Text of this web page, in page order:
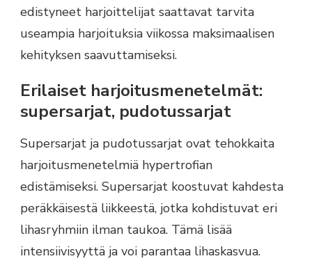
edistyneet harjoittelijat saattavat tarvita
useampia harjoituksia viikossa maksimaalisen
kehityksen saavuttamiseksi.
Erilaiset harjoitusmenetelmät:
supersarjat, pudotussarjat
Supersarjat ja pudotussarjat ovat tehokkaita
harjoitusmenetelmiä hypertrofian
edistämiseksi. Supersarjat koostuvat kahdesta
peräkkäisestä liikkeestä, jotka kohdistuvat eri
lihasryhmiin ilman taukoa. Tämä lisää
intensiivisyyttä ja voi parantaa lihaskasvua.